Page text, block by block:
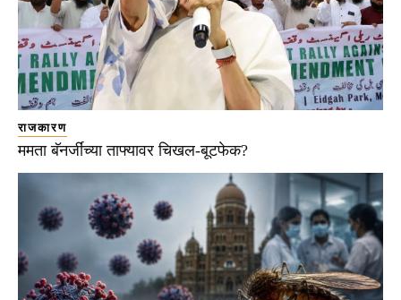
राजकारण
ममता बॅनर्जींच्या ताफ्यावर चिखल-बूटफेक?